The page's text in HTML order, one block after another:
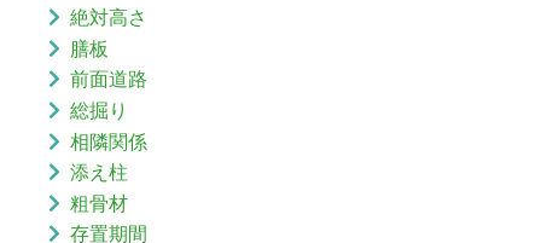
絶対高さ
膳板
前面道路
総掘り
相隣関係
添え柱
粗骨材
存置期間